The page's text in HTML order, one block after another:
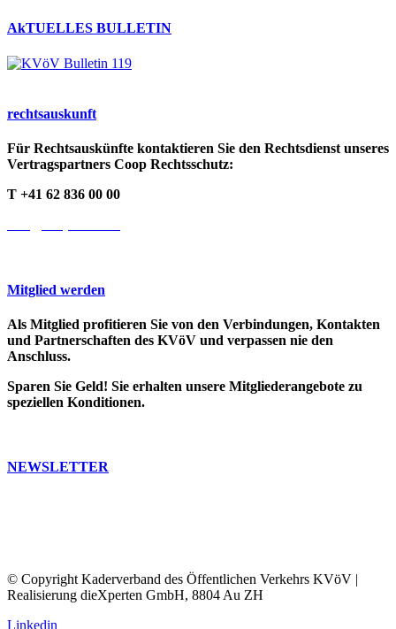
AkTUELLES BULLETIN
rechts­auskunft
Für Rechtsauskünfte kontaktieren Sie den Rechtsdienst unseres
Vertragspartners Coop Rechtsschutz:
T +41 62 836 00 00
Mitglied werden
Als Mitglied profitieren Sie von den Verbindungen, Kontakten
und Partnerschaften des KVöV und verpassen nie den
Anschluss.
Sparen Sie Geld! Sie erhalten unsere Mitgliederangebote zu
speziellen Konditionen.
NEWSLETTER
© Copyright Kaderverband des Öffentlichen Verkehrs KVöV |
Realisierung dieXperten GmbH, 8804 Au ZH
Linkedin